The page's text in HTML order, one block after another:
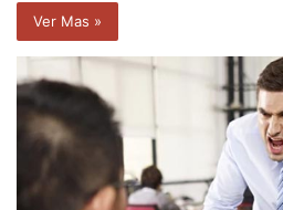
Ver Mas »